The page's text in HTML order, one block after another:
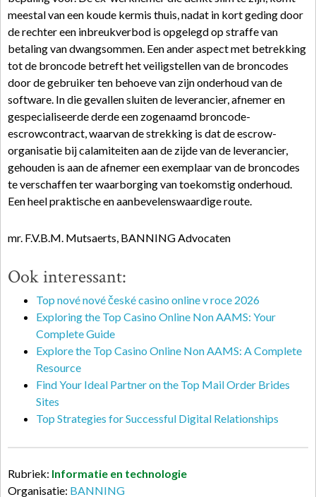
meestal van een koude kermis thuis, nadat in kort geding door
de rechter een inbreukverbod is opgelegd op straffe van
betaling van dwangsommen. Een ander aspect met betrekking
tot de broncode betreft het veiligstellen van de broncodes
door de gebruiker ten behoeve van zijn onderhoud van de
software. In die gevallen sluiten de leverancier, afnemer en
gespecialiseerde derde een zogenaamd broncode-
escrowcontract, waarvan de strekking is dat de escrow-
organisatie bij calamiteiten aan de zijde van de leverancier,
gehouden is aan de afnemer een exemplaar van de broncodes
te verschaffen ter waarborging van toekomstig onderhoud.
Een heel praktische en aanbevelenswaardige route.
mr. F.V.B.M. Mutsaerts, BANNING Advocaten
Ook interessant:
Top nové nové české casino online v roce 2026
Exploring the Top Casino Online Non AAMS: Your
Complete Guide
Explore the Top Casino Online Non AAMS: A Complete
Resource
Find Your Ideal Partner on the Top Mail Order Brides
Sites
Top Strategies for Successful Digital Relationships
Rubriek: Informatie en technologie
Organisatie: BANNING